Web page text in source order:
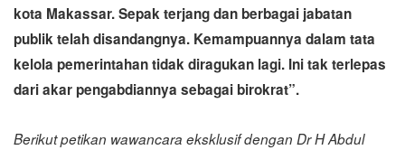
kota Makassar. Sepak terjang dan berbagai jabatan
publik telah disandangnya. Kemampuannya dalam tata
kelola pemerintahan tidak diragukan lagi. Ini tak terlepas
dari akar pengabdiannya sebagai birokrat”.
Berikut petikan wawancara eksklusif dengan Dr H Abdul